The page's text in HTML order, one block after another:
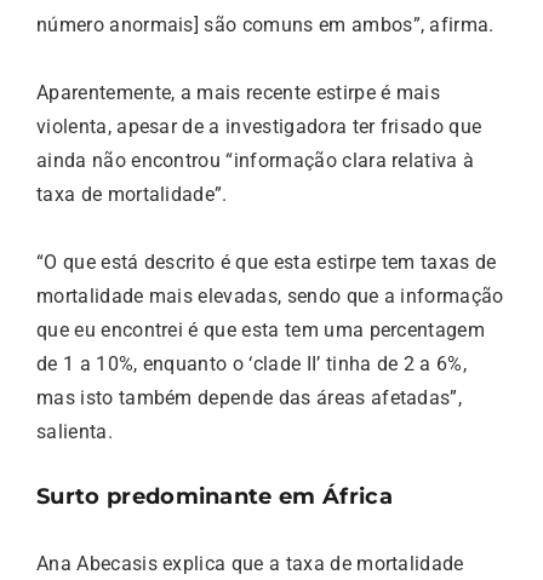
número anormais] são comuns em ambos”, afirma.
Aparentemente, a mais recente estirpe é mais
violenta, apesar de a investigadora ter frisado que
ainda não encontrou “informação clara relativa à
taxa de mortalidade”.
“O que está descrito é que esta estirpe tem taxas de
mortalidade mais elevadas, sendo que a informação
que eu encontrei é que esta tem uma percentagem
de 1 a 10%, enquanto o ‘clade II’ tinha de 2 a 6%,
mas isto também depende das áreas afetadas”,
salienta.
Surto predominante em África
Ana Abecasis explica que a taxa de mortalidade